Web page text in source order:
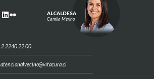
2 2240 22 00
atencionalvecino@vitacura.cl
ALCALDESA
Camila Merino